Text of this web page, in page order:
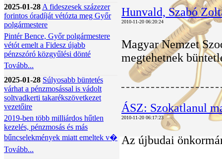
2025-01-28 A fideszesek százezer
forintos óradíját vétózta meg Győr
polgármestere
Pintér Bence, Győr polgármestere
vétót emelt a Fidesz újabb
pénzszóró közgyűlési dönté
Tovább...
2025-01-28 Súlyosabb büntetés
várhat a pénzmosással is vádolt
soltvadkerti takarékszövetkezet
vezetőire
2019-ben több milliárdos hűtlen
kezelés, pénzmosás és más
bűncselekmények miatt emeltek v�
Tovább...
Hunvald, Szabó
2010-11-20 06:20:24
Magyar Nemzet
megtehetnek
ÁSZ: Szokatlanul
2010-11-20 06:17:23
Az újbudai